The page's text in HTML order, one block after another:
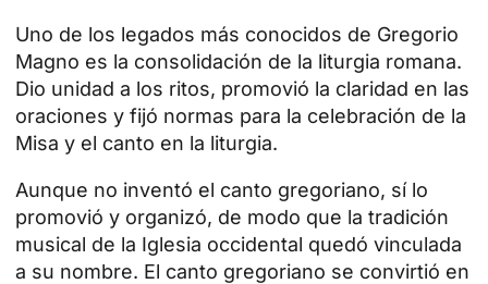
Uno de los legados más conocidos de Gregorio
Magno es la consolidación de la liturgia romana.
Dio unidad a los ritos, promovió la claridad en las
oraciones y fijó normas para la celebración de la
Misa y el canto en la liturgia.
Aunque no inventó el canto gregoriano, sí lo
promovió y organizó, de modo que la tradición
musical de la Iglesia occidental quedó vinculada
a su nombre. El canto gregoriano se convirtió en